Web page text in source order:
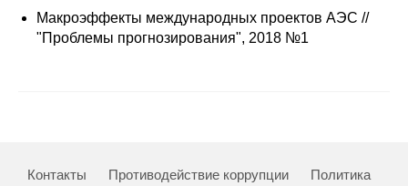
Научная жизнь
Издания
Номера журналов
Макроэффекты международных проектов АЭС //
"Проблемы прогнозирования", 2018 №1
Контакты Противодействие коррупции Политика